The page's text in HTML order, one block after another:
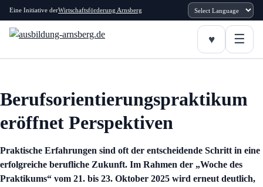
Eine Initiative derWirtschaftsförderung Arnsberg
Berufsorientierungspraktikum
eröffnet Perspektiven
Praktische Erfahrungen sind oft der entscheidende Schritt in eine
erfolgreiche berufliche Zukunft. Im Rahmen der „Woche des
Praktikums“ vom 21. bis 23. Oktober 2025 wird erneut deutlich,